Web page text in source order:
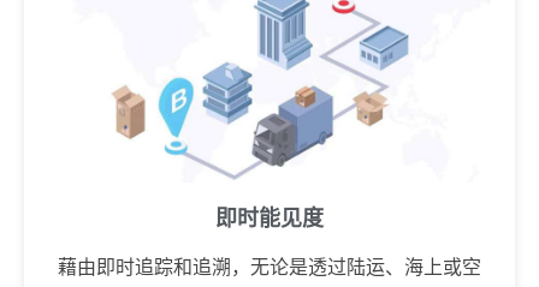
即时能见度
藉由即时追踪和追溯，无论是透过陆运、海上或空